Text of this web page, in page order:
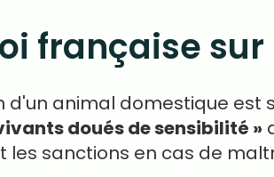
française
d'un animal domestique est
doués de sensibilité »
les sanctions en cas de